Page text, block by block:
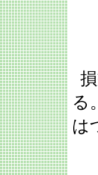
る
は